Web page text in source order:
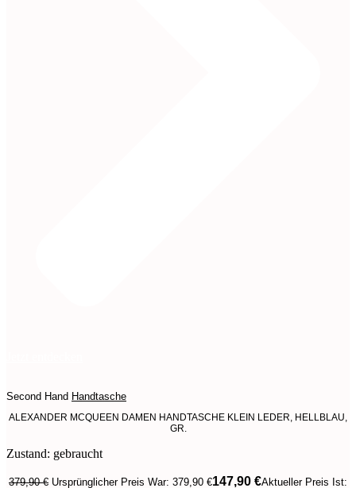
Second Hand Handtasche
ALEXANDER MCQUEEN DAMEN HANDTASCHE KLEIN LEDER, HELLBLAU,
GR.
Zustand: gebraucht
379,90€ Ursprünglicher Preis War: 379,90 €147,90 €Aktueller Preis Ist: